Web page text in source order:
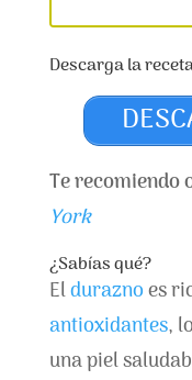
Descarga la
Te recomiendo
York
¿Sabías qué?
Elduraznoes
antioxidantes,
una piel